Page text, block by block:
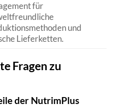
für
und
Lieferketten.
Fragen zu
der NutrimPlus